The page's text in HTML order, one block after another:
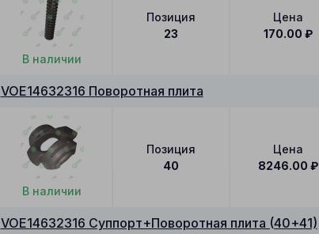
В наличии
Позиция
23
Цена
170.00 ₽
VOE14632316 Поворотная плита
В наличии
Позиция
40
Цена
8246.00 ₽
VOE14632316 Суппорт+Поворотная плита (40+41)